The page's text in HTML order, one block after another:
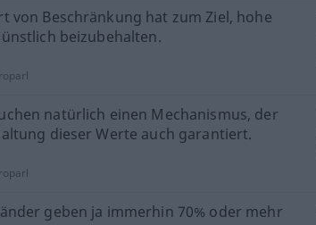
von Beschränkung hat zum Ziel, hohe
beizubehalten.
natürlich einen Mechanismus, der
dieser Werte auch garantiert.
geben ja immerhin 70% oder mehr